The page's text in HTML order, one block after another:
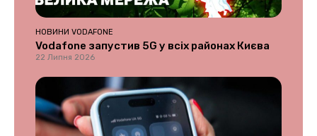
НОВИНИ VODAFONE
Vodafone запустив 5G у всіх районах Києва
22 Липня 2026